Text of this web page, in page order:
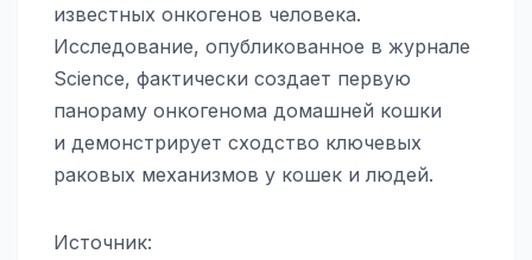
известных онкогенов человека.
Исследование, опубликованное в журнале
Science, фактически создает первую
панораму онкогенома домашней кошки
и демонстрирует сходство ключевых
раковых механизмов у кошек и людей.
Источник: